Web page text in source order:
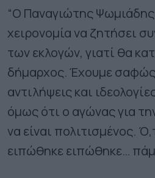
“Ο Παναγιώτης Ψωμιάδης
χειρονομία να ζητήσει
των εκλογών, γιατί θα
δήμαρχος. Έχουμε σαφώς
αντιλήψεις και
όμως ότι ο αγώνας για
να είναι πολιτισμένος.
ειπώθηκε ειπώθηκε…